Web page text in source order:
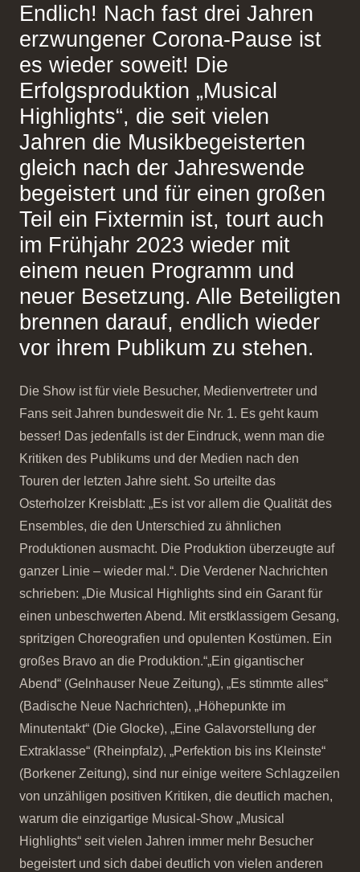
Endlich! Nach fast drei Jahren
erzwungener Corona-Pause ist
es wieder soweit! Die
Erfolgsproduktion „Musical
Highlights“, die seit vielen
Jahren die Musikbegeisterten
gleich nach der Jahreswende
begeistert und für einen großen
Teil ein Fixtermin ist, tourt auch
im Frühjahr 2023 wieder mit
einem neuen Programm und
neuer Besetzung. Alle Beteiligten
brennen darauf, endlich wieder
vor ihrem Publikum zu stehen.
Die Show ist für viele Besucher, Medienvertreter und
Fans seit Jahren bundesweit die Nr. 1. Es geht kaum
besser! Das jedenfalls ist der Eindruck, wenn man die
Kritiken des Publikums und der Medien nach den
Touren der letzten Jahre sieht. So urteilte das
Osterholzer Kreisblatt: „Es ist vor allem die Qualität des
Ensembles, die den Unterschied zu ähnlichen
Produktionen ausmacht. Die Produktion überzeugte auf
ganzer Linie – wieder mal.“. Die Verdener Nachrichten
schrieben: „Die Musical Highlights sind ein Garant für
einen unbeschwerten Abend. Mit erstklassigem Gesang,
spritzigen Choreografien und opulenten Kostümen. Ein
großes Bravo an die Produktion.“„Ein gigantischer
Abend“ (Gelnhauser Neue Zeitung), „Es stimmte alles“
(Badische Neue Nachrichten), „Höhepunkte im
Minutentakt“ (Die Glocke), „Eine Galavorstellung der
Extraklasse“ (Rheinpfalz), „Perfektion bis ins Kleinste“
(Borkener Zeitung), sind nur einige weitere Schlagzeilen
von unzähligen positiven Kritiken, die deutlich machen,
warum die einzigartige Musical-Show „Musical
Highlights“ seit vielen Jahren immer mehr Besucher
begeistert und sich dabei deutlich von vielen anderen